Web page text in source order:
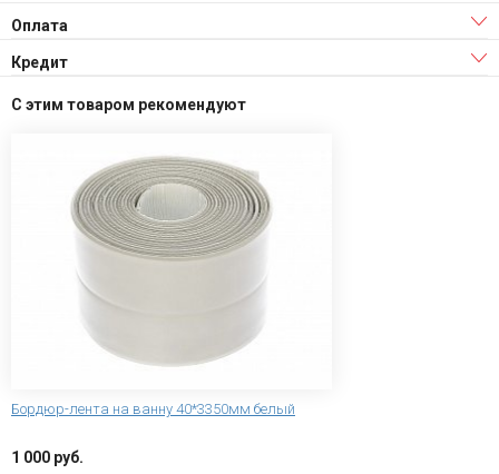
Оплата
Кредит
С этим товаром рекомендуют
Бордюр-лента на ванну 40*3350мм белый
1 000 руб.